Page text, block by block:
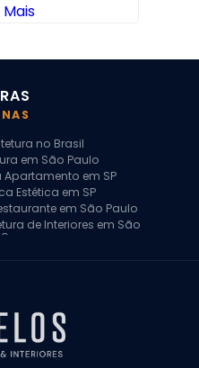
no Brasil
em São Paulo
em SP
Estética em SP
em São Paulo
de Interiores em São
em São Paulo
de Apartamento
Residencial